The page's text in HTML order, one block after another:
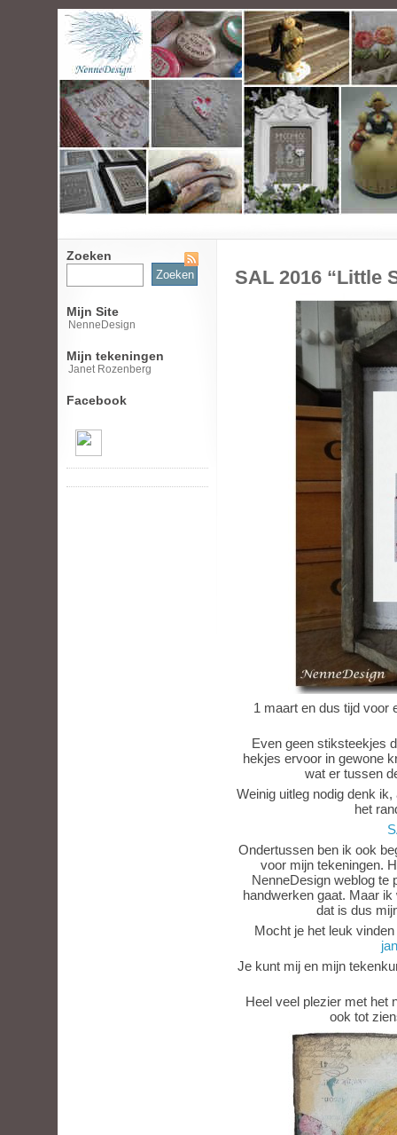
Zoeken
Zoeken
naar:
Mijn Site
NenneDesign
Mijn tekeningen
Janet Rozenberg
Facebook
SAL 2016 “Little
1 maart en dus tijd voor
Even geen stiksteekjes
hekjes ervoor in gewone
wat er tussen
Weinig uitleg nodig denk
het
Ondertussen ben ik ook
voor mijn tekeningen.
NenneDesign weblog te
handwerken gaat. Maar
dat is dus
Mocht je het leuk
Je kunt mij en mijn
Heel veel plezier met het
ook tot